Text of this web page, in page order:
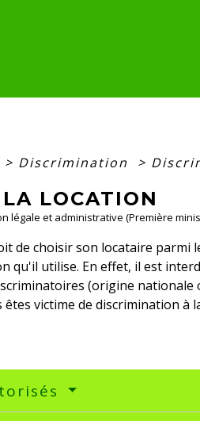
> Discrimination >
LOCATION
légale et administrative (Première
de choisir son locataire parmi
qu'il utilise. En effet, il est
(origine nationale
êtes victime de discrimination